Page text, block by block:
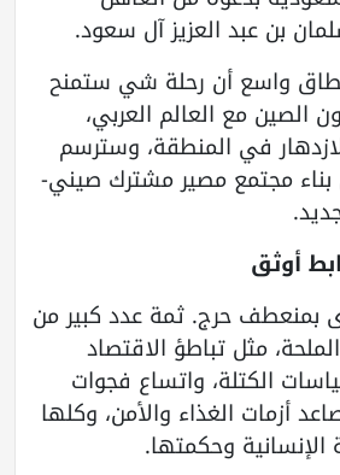
بن عبد العزيز آل سعود.
واسع أن رحلة شي ستمنح
الصين مع العالم العربي،
في المنطقة، وسترسم
بناء مجتمع مصير مشترك صيني-
أوثق
بمنعطف حرج. ثمة عدد كبير من
مثل تباطؤ الاقتصاد
الكتلة، واتساع فجوات
أزمات الغذاء والأمن، وكلها
الإنسانية وحكمتها.